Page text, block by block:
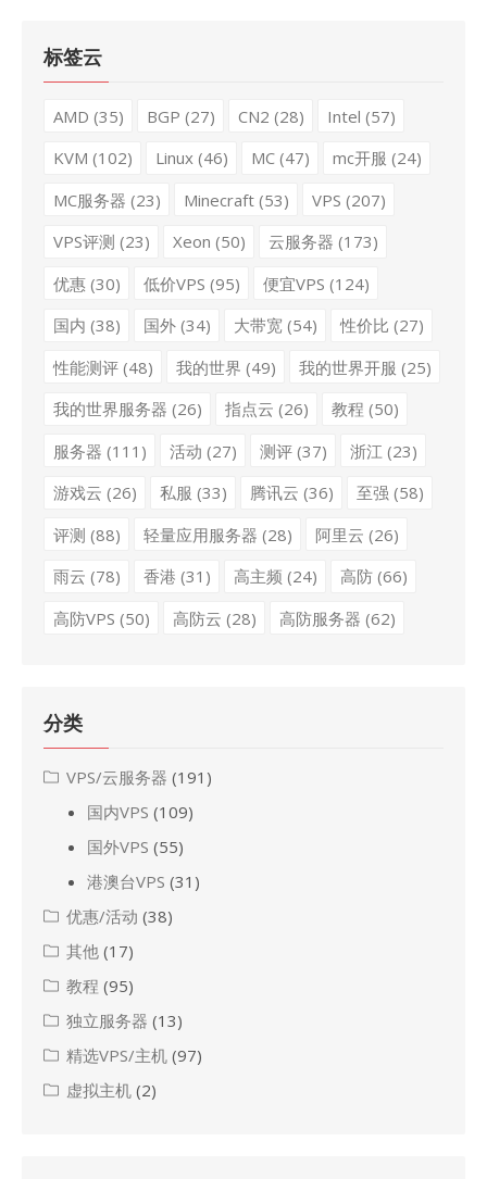
标签云
AMD (35) BGP (27) CN2 (28) Intel (57)
KVM (102) Linux(46) MC(47) mc开服 (24)
MC服务器 (23) Minecraft(53) VPS (207)
VPS评测 (23) Xeon (50) 云服务器 (173)
优惠(30) 低价VPS (95) 便宜VPS (124)
国内 (38) 国外(34) 大带宽(54) 性价比 (27)
性能测评(48) 我的世界 (49) 我的世界开服 (25)
我的世界服务器 (26) 指点云 (26) 教程 (50)
服务器 (111) 活动 (27) 测评(37) 浙江 (23)
游戏云 (26) 私服 (33) 腾讯云 (36) 至强 (58)
评测 (88) 轻量应用服务器 (28) 阿里云 (26)
雨云 (78) 香港 (31) 高主频 (24) 高防(66)
高防VPS (50) 高防云 (28) 高防服务器 (62)
分类
VPS/云服务器 (191)
国内VPS (109)
国外VPS (55)
港澳台VPS (31)
优惠/活动 (38)
其他 (17)
教程 (95)
独立服务器 (13)
精选VPS/主机 (97)
虚拟主机 (2)